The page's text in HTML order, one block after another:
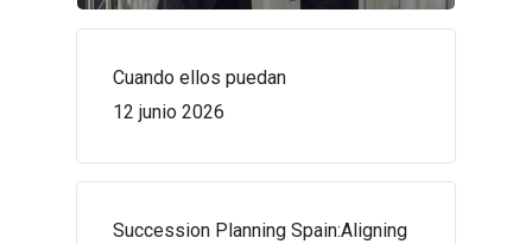
Cuando ellos puedan
12 junio 2026
Succession Planning Spain:Aligning